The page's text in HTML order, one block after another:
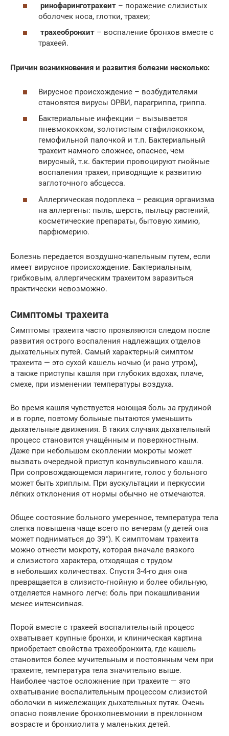
ринофаринготрахеит – поражение слизистых
оболочек носа, глотки, трахеи;
трахеобронхит – воспаление бронхов вместе с
трахеей.
Причин возникновения и развития болезни несколько:
Вирусное происхождение – возбудителями
становятся вирусы ОРВИ, парагриппа, гриппа.
Бактериальные инфекции – вызывается
пневмококком, золотистым стафилококком,
гемофильной палочкой и т.п. Бактериальный
трахеит намного сложнее, опаснее, чем
вирусный, т.к. бактерии провоцируют гнойные
воспаления трахеи, приводящие к развитию
заглоточного абсцесса.
Аллергическая подоплека – реакция организма
на аллергены: пыль, шерсть, пыльцу растений,
косметические препараты, бытовую химию,
парфюмерию.
Болезнь передается воздушно-капельным путем, если
имеет вирусное происхождение. Бактериальным,
грибковым, аллергическим трахеитом заразиться
практически невозможно.
Симптомы трахеита
Симптомы трахеита часто проявляются следом после
развития острого воспаления надлежащих отделов
дыхательных путей. Самый характерный симптом
трахеита — это сухой кашель ночью (и рано утром),
а также приступы кашля при глубоких вдохах, плаче,
смехе, при изменении температуры воздуха.
Во время кашля чувствуется ноющая боль за грудиной
и в горле, поэтому больные пытаются уменьшить
дыхательные движения. В таких случаях дыхательный
процесс становится учащённым и поверхностным.
Даже при небольшом скоплении мокроты может
вызвать очередной приступ конвульсивного кашля.
При сопровождающемся ларингите, голос у больного
может быть хриплым. При аускультации и перкуссии
лёгких отклонения от нормы обычно не отмечаются.
Общее состояние больного умеренное, температура тела
слегка повышена чаще всего по вечерам (у детей она
может подниматься до 39°). К симптомам трахеита
можно отнести мокроту, которая вначале вязкого
и слизистого характера, отходящая с трудом
в небольших количествах. Спустя 3-4-го дня она
превращается в слизисто-гнойную и более обильную,
отделяется намного легче: боль при покашливании
менее интенсивная.
Порой вместе с трахеей воспалительный процесс
охватывает крупные бронхи, и клиническая картина
приобретает свойства трахеобронхита, где кашель
становится более мучительным и постоянным чем при
трахеите, температура тела значительно выше.
Наиболее частое осложнение при трахеите — это
охватывание воспалительным процессом слизистой
оболочки в нижележащих дыхательных путях. Очень
опасно появление бронхопневмонии в преклонном
возрасте и бронхиолита у маленьких детей.